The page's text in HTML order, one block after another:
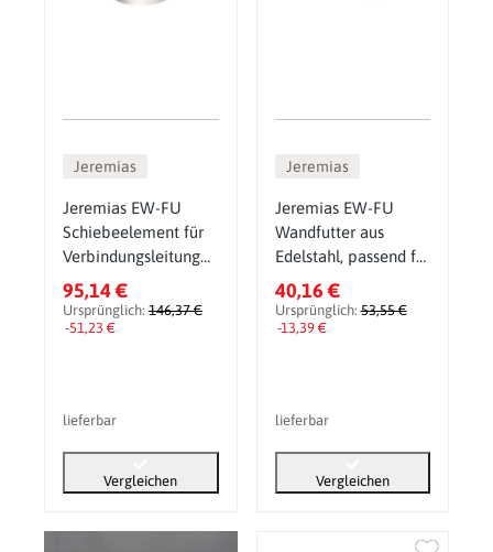
Jeremias
Jeremias EW-FU
Schiebeelement für
Verbindungsleitung
320-460mm
95,14 €
Ursprünglich: 146,37 €
-51,23 €
lieferbar
Vergleichen
Jeremias
Jeremias EW-FU
Wandfutter aus
Edelstahl, passend für
2mm Ofenrohr
40,16 €
Ursprünglich:53,55 €
-13,39 €
lieferbar
Vergleichen